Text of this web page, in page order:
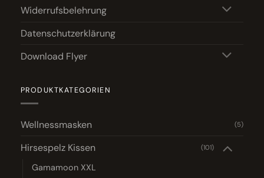
Widerrufsbelehrung
Datenschutzerklärung
Download Flyer
PRODUKTKATEGORIEN
Wellnessmasken (5)
Hirsespelz Kissen (101)
Gamamoon XXL